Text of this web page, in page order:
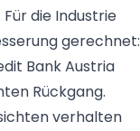
die Industrie
gerechnet:
Bank Austria
Rückgang.
verhalten